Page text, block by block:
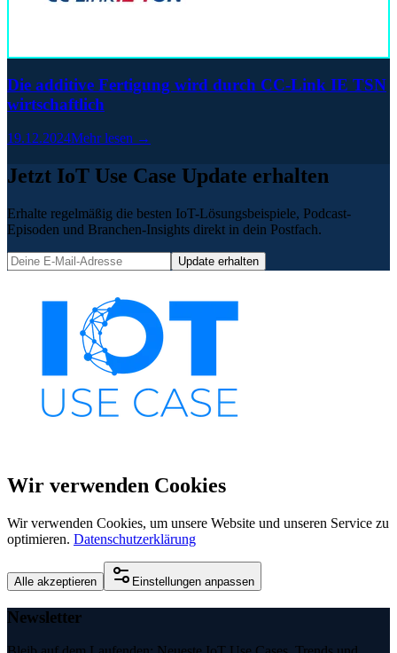
Die additive Fertigung wird durch CC-Link IE TSN
wirtschaftlich
19.12.2024Mehr lesen →
Jetzt IoT Use Case Update erhalten
Erhalte regelmäßig die besten IoT-Lösungsbeispiele, Podcast-
Episoden und Branchen-Insights direkt in dein Postfach.
Update erhalten
Wir verwenden Cookies
Wir verwenden Cookies, um unsere Website und unseren Service zu
optimieren. Datenschutzerklärung
Alle akzeptieren Einstellungen anpassen
Newsletter